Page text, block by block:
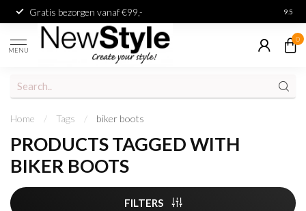
Gratis bezorgen vanaf €99,- 9.5
MENU
0
Home / Tags / biker boots
PRODUCTS TAGGED WITH
BIKER BOOTS
FILTERS